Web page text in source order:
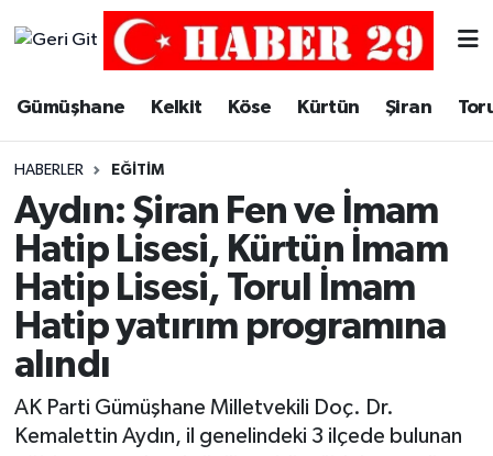
Gümüşhane Kelkit Köse Kürtün Şiran
HABERLER EĞITIM
Aydın: Şiran Fen ve İmam
Hatip Lisesi, Kürtün İmam
Hatip Lisesi, Torul İmam
Hatip yatırım programına
alındı
AK Parti Gümüşhane Milletvekili Doç. Dr.
Kemalettin Aydın, il genelindeki 3 ilçede bulunan
Merkez Trafik Yoğunluk Haritası
Süper Lig Puan Durumu ve Fikstür
Tüm Manşetler
Son Dakika Haberleri
Haber Arşivi